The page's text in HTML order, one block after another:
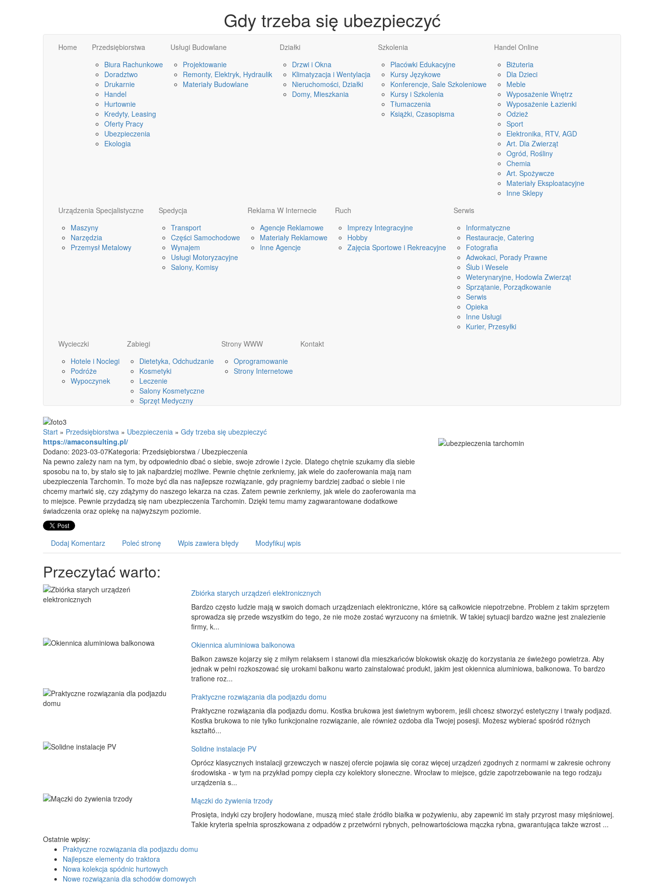
Gdy trzeba się ubezpieczyć
Home
Przedsiębiorstwa
Biura Rachunkowe
Doradztwo
Drukarnie
Handel
Hurtownie
Kredyty, Leasing
Oferty Pracy
Ubezpieczenia
Ekologia
Usługi Budowlane
Projektowanie
Remonty, Elektryk, Hydraulik
Materiały Budowlane
Działki
Drzwi i Okna
Klimatyzacja i Wentylacja
Nieruchomości, Działki
Domy, Mieszkania
Szkolenia
Placówki Edukacyjne
Kursy Językowe
Konferencje, Sale Szkoleniowe
Kursy i Szkolenia
Tłumaczenia
Książki, Czasopisma
Handel Online
Biżuteria
Dla Dzieci
Meble
Wyposażenie Wnętrz
Wyposażenie Łazienki
Odzież
Sport
Elektronika, RTV, AGD
Art. Dla Zwierząt
Ogród, Rośliny
Chemia
Art. Spożywcze
Materiały Eksploatacyjne
Inne Sklepy
Urządzenia Specjalistyczne
Maszyny
Narzędzia
Przemysł Metalowy
Spedycja
Transport
Części Samochodowe
Wynajem
Usługi Motoryzacyjne
Salony, Komisy
Reklama W Internecie
Agencje Reklamowe
Materiały Reklamowe
Inne Agencje
Ruch
Imprezy Integracyjne
Hobby
Zajęcia Sportowe i Rekreacyjne
Serwis
Informatyczne
Restauracje, Catering
Fotografia
Adwokaci, Porady Prawne
Ślub i Wesele
Weterynaryjne, Hodowla Zwierząt
Sprzątanie, Porządkowanie
Serwis
Opieka
Inne Usługi
Kurier, Przesyłki
Wycieczki
Hotele i Noclegi
Podróże
Wypoczynek
Zabiegi
Dietetyka, Odchudzanie
Kosmetyki
Leczenie
Salony Kosmetyczne
Sprzęt Medyczny
Strony WWW
Oprogramowanie
Strony Internetowe
Kontakt
Start » Przedsiębiorstwa » Ubezpieczenia » Gdy trzeba się ubezpieczyć
https://amaconsulting.pl/
Dodano: 2023-03-07Kategoria: Przedsiębiorstwa / Ubezpieczenia
Na pewno zależy nam na tym, by odpowiednio dbać o siebie, swoje zdrowie i życie. Dlatego chętnie szukamy dla siebie
sposobu na to, by stało się to jak najbardziej możliwe. Pewnie chętnie zerkniemy, jak wiele do zaoferowania mają nam
ubezpieczenia Tarchomin. To może być dla nas najlepsze rozwiązanie, gdy pragniemy bardziej zadbać o siebie i nie
chcemy martwić się, czy zdążymy do naszego lekarza na czas. Zatem pewnie zerkniemy, jak wiele do zaoferowania ma
to miejsce. Pewnie przydadzą się nam ubezpieczenia Tarchomin. Dzięki temu mamy zagwarantowane dodatkowe
świadczenia oraz opiekę na najwyższym poziomie.
Dodaj Komentarz Poleć stronę Wpis zawiera błędy Modyfikuj wpis
Przeczytać warto:
Zbiórka starych urządzeń elektronicznych
Bardzo często ludzie mają w swoich domach urządzeniach elektroniczne, które są całkowicie niepotrzebne. Problem z takim sprzętem
sprowadza się przede wszystkim do tego, że nie może zostać wyrzucony na śmietnik. W takiej sytuacji bardzo ważne jest znalezienie
firmy, k...
Okiennica aluminiowa balkonowa
Balkon zawsze kojarzy się z miłym relaksem i stanowi dla mieszkańców blokowisk okazję do korzystania ze świeżego powietrza. Aby
jednak w pełni rozkoszować się urokami balkonu warto zainstalować produkt, jakim jest okiennica aluminiowa, balkonowa. To bardzo
trafione roz...
Praktyczne rozwiązania dla podjazdu domu
Praktyczne rozwiązania dla podjazdu domu. Kostka brukowa jest świetnym wyborem, jeśli chcesz stworzyć estetyczny i trwały podjazd.
Kostka brukowa to nie tylko funkcjonalne rozwiązanie, ale również ozdoba dla Twojej posesji. Możesz wybierać spośród różnych
kształtó...
Solidne instalacje PV
Oprócz klasycznych instalacji grzewczych w naszej ofercie pojawia się coraz więcej urządzeń zgodnych z normami w zakresie ochrony
środowiska - w tym na przykład pompy ciepła czy kolektory słoneczne. Wrocław to miejsce, gdzie zapotrzebowanie na tego rodzaju
urządzenia s...
Mączki do żywienia trzody
Prosięta, indyki czy brojlery hodowlane, muszą mieć stałe źródło białka w pożywieniu, aby zapewnić im stały przyrost masy mięśniowej.
Takie kryteria spełnia sproszkowana z odpadów z przetwórni rybnych, pełnowartościowa mączka rybna, gwarantująca także wzrost ...
Ostatnie wpisy:
Praktyczne rozwiązania dla podjazdu domu
Najlepsze elementy do traktora
Nowa kolekcja spódnic hurtowych
Nowe rozwiązania dla schodów domowych